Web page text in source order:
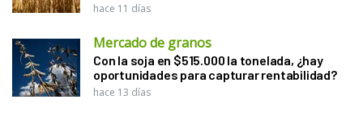
hace 11 días
Mercado de granos
Con la soja en $515.000 la tonelada, ¿hay
oportunidades para capturar rentabilidad?
hace 13 días